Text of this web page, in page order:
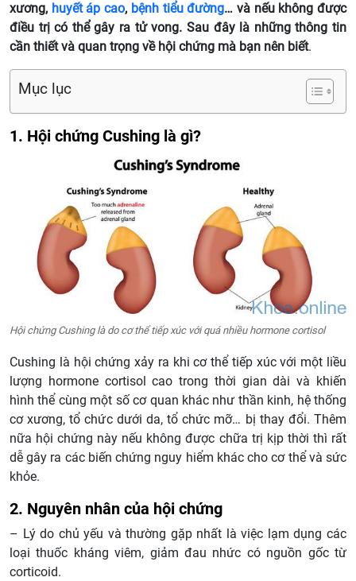
xương, huyết áp cao, bệnh tiểu đường… và nếu không được
điều trị có thể gây ra tử vong. Sau đây là những thông tin
cần thiết và quan trọng về hội chứng mà bạn nên biết.
Mục lục
1. Hội chứng Cushing là gì?
Hội chứng Cushing là do cơ thể tiếp xúc với quá nhiều hormone cortisol
Cushing là hội chứng xảy ra khi cơ thể tiếp xúc với một liều
lượng hormone cortisol cao trong thời gian dài và khiến
hình thể cùng một số cơ quan khác như thần kinh, hệ thống
cơ xương, tổ chức dưới da, tổ chức mỡ… bị thay đổi. Thêm
nữa hội chứng này nếu không được chữa trị kịp thời thì rất
dễ gây ra các biến chứng nguy hiểm khác cho cơ thể và sức
khỏe.
2. Nguyên nhân của hội chứng
– Lý do chủ yếu và thường gặp nhất là việc lạm dụng các
loại thuốc kháng viêm, giảm đau nhức có nguồn gốc từ
corticoid.